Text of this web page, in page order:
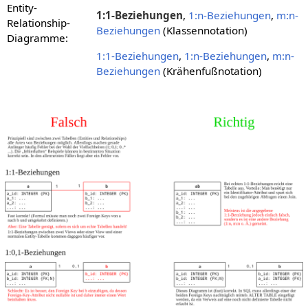
Entity-
Relationship-
Diagramme:
1:1-Beziehungen, 1:n-Beziehungen, m:n-
Beziehungen(Klassennotation)
1:1-Beziehungen, 1:n-Beziehungen, m:n-
Beziehungen(Krähenfußnotation)